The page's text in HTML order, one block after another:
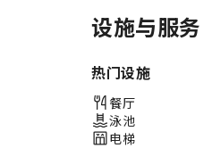
设施与服务
热门设施
餐厅
泳池
电梯